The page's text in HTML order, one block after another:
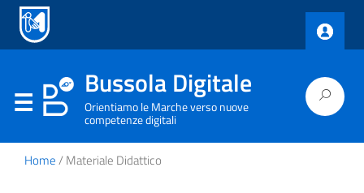
Bussola Digitale
Orientiamo le Marche verso nuove
competenze digitali
Home/ Materiale Didattico